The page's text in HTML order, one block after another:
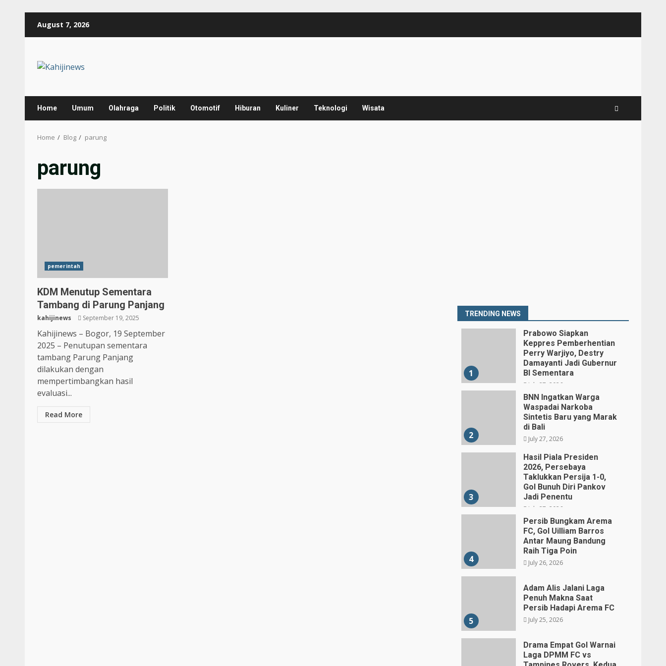
August 7, 2026
Home Umum Olahraga Politik Otomotif Hiburan Kuliner Teknologi Wisata
Home Blog parung
parung
pemerintah
KDM Menutup Sementara
Tambang di Parung Panjang
kahijinews September 19, 2025
Kahijinews – Bogor, 19 September
2025 – Penutupan sementara
tambang Parung Panjang
dilakukan dengan
mempertimbangkan hasil
evaluasi...
Read More
TRENDING NEWS
1
Prabowo Siapkan
Keppres Pemberhentian
Perry Warjiyo, Destry
Damayanti Jadi Gubernur
BI Sementara
July 27, 2026
2
BNN Ingatkan Warga
Waspadai Narkoba
Sintetis Baru yang Marak
di Bali
July 27, 2026
3
Hasil Piala Presiden
2026, Persebaya
Taklukkan Persija 1-0,
Gol Bunuh Diri Pankov
Jadi Penentu
July 27, 2026
4
Persib Bungkam Arema
FC, Gol Uilliam Barros
Antar Maung Bandung
Raih Tiga Poin
July 26, 2026
5
Adam Alis Jalani Laga
Penuh Makna Saat
Persib Hadapi Arema FC
July 25, 2026
Drama Empat Gol Warnai
Laga DPMM FC vs